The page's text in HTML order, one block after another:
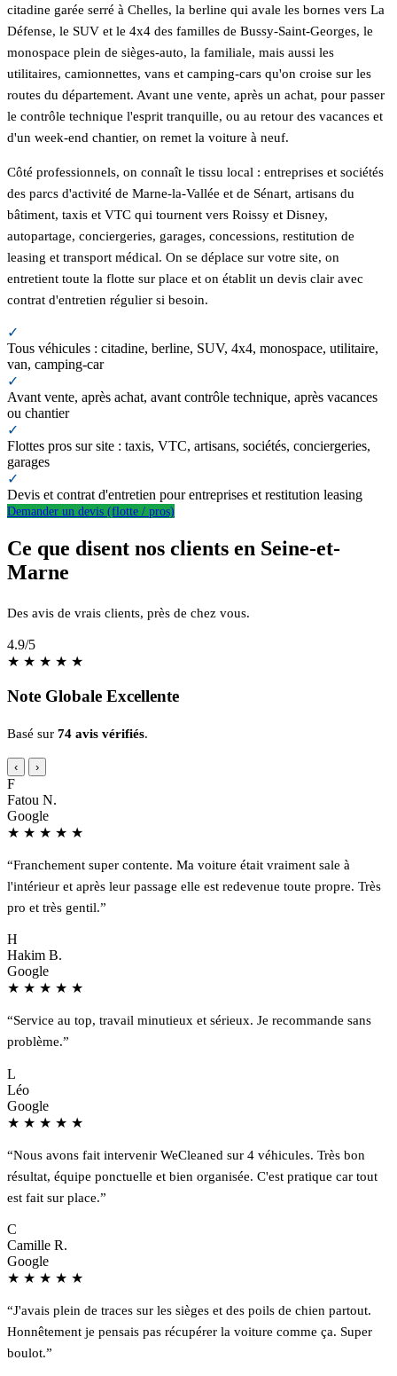
citadine garée serré à Chelles, la berline qui avale les bornes vers La
Défense, le SUV et le 4x4 des familles de Bussy-Saint-Georges, le
monospace plein de sièges-auto, la familiale, mais aussi les
utilitaires, camionnettes, vans et camping-cars qu'on croise sur les
routes du département. Avant une vente, après un achat, pour passer
le contrôle technique l'esprit tranquille, ou au retour des vacances et
d'un week-end chantier, on remet la voiture à neuf.
Côté professionnels, on connaît le tissu local : entreprises et sociétés
des parcs d'activité de Marne-la-Vallée et de Sénart, artisans du
bâtiment, taxis et VTC qui tournent vers Roissy et Disney,
autopartage, conciergeries, garages, concessions, restitution de
leasing et transport médical. On se déplace sur votre site, on
entretient toute la flotte sur place et on établit un devis clair avec
contrat d'entretien régulier si besoin.
✓
Tous véhicules : citadine, berline, SUV, 4x4, monospace, utilitaire,
van, camping-car
✓
Avant vente, après achat, avant contrôle technique, après vacances
ou chantier
✓
Flottes pros sur site : taxis, VTC, artisans, sociétés, conciergeries,
garages
✓
Devis et contrat d'entretien pour entreprises et restitution leasing
Demander un devis (flotte / pros)
Ce que disent nos clients en Seine-et-
Marne
Des avis de vrais clients, près de chez vous.
4.9/5
★ ★ ★ ★ ★
Note Globale Excellente
Basé sur 74 avis vérifiés.
‹ ›
F
Fatou N.
Google
★ ★ ★ ★ ★
“Franchement super contente. Ma voiture était vraiment sale à
l'intérieur et après leur passage elle est redevenue toute propre. Très
pro et très gentil.”
H
Hakim B.
Google
★ ★ ★ ★ ★
“Service au top, travail minutieux et sérieux. Je recommande sans
problème.”
L
Léo
Google
★ ★ ★ ★ ★
“Nous avons fait intervenir WeCleaned sur 4 véhicules. Très bon
résultat, équipe ponctuelle et bien organisée. C'est pratique car tout
est fait sur place.”
C
Camille R.
Google
★ ★ ★ ★ ★
“J'avais plein de traces sur les sièges et des poils de chien partout.
Honnêtement je pensais pas récupérer la voiture comme ça. Super
boulot.”